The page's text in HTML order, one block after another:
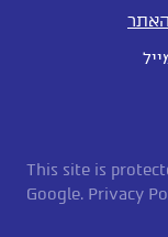
האתר
This site is
Google. Privacy